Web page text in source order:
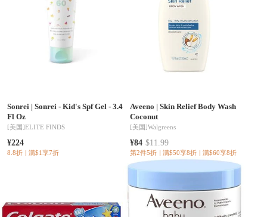
Sonrei| Sonrei - Kid's Spf Gel - 3.4
Fl Oz
[美国]ELITE FINDS
¥224
8.8折 满$1享7折
Aveeno |Skin Relief Body Wash
Coconut
[美国]Walgreens
¥84 $11.99
第2件5折 满$50享8折 满$60享8折